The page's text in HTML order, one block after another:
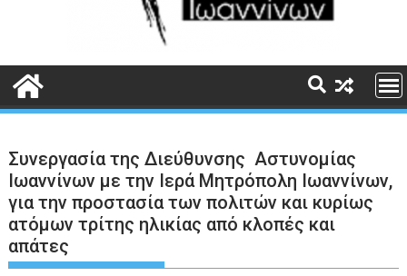
Συνεργασία της Διεύθυνσης Αστυνομίας
Ιωαννίνων με την Ιερά Μητρόπολη Ιωαννίνων,
για την προστασία των πολιτών και κυρίως
ατόμων τρίτης ηλικίας από κλοπές και
απάτες